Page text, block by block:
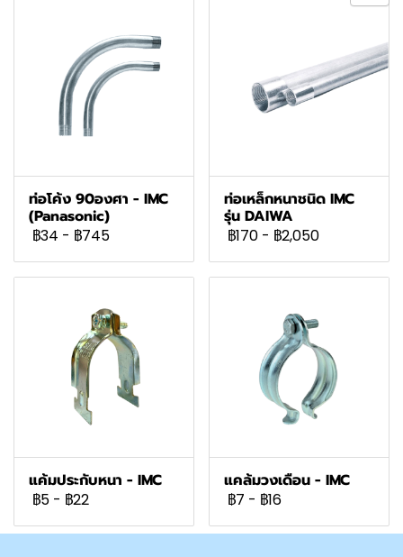
ท่อโค้ง 90องศา - IMC
(Panasonic)
฿34 - ฿745
ท่อเหล็กหนาชนิด IMC
รุ่น DAIWA
฿170 - ฿2,050
แค้มประกับหนา - IMC
฿5 - ฿22
แคล้มวงเดือน - IMC
฿7 - ฿16